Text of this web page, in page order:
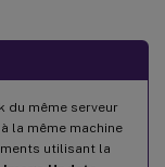
du même serveur
à la même machine
utilisant la